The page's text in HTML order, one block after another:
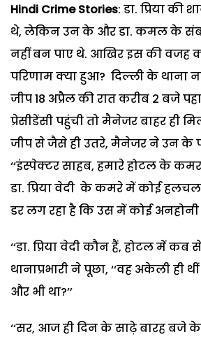
Hindi Crime Stories: डा. प्रिया की
थे, लेकिन उन के और डा. कमल के
नहीं बन पाए थे. आखिर इस की वजह
परिणाम क्या हुआ? दिल्ली के थाना
जीप 18 अप्रैल की रात करीब 2 बजे
प्रेसीडेंसी पहुंची तो मैनेजर बाहर ही
जीप से जैसे ही उतरे, मैनेजर ने उन के
‘‘इंस्पेक्टर साहब, हमारे होटल के
डा. प्रिया वेदी के कमरे में कोई हलचल
डर लग रहा है कि उस में कोई अनहोनी
‘‘डा. प्रिया वेदी कौन हैं, होटल में कब से
थानाप्रभारी ने पूछा, ‘‘वह अकेली ही
और भी था?’’
‘‘सर, आज ही दिन के साढ़े बारह बजे